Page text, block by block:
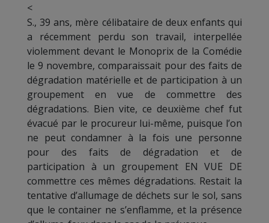
<
S., 39 ans, mère célibataire de deux enfants qui
a récemment perdu son travail, interpellée
violemment devant le Monoprix de la Comédie
le 9 novembre, comparaissait pour des faits de
dégradation matérielle et de participation à un
groupement en vue de commettre des
dégradations. Bien vite, ce deuxième chef fut
évacué par le procureur lui-même, puisque l’on
ne peut condamner à la fois une personne
pour des faits de dégradation et de
participation à un groupement EN VUE DE
commettre ces mêmes dégradations. Restait la
tentative d’allumage de déchets sur le sol, sans
que le container ne s’enflamme, et la présence